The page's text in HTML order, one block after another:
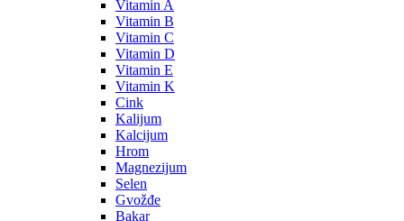
Vitamin A
Vitamin B
Vitamin C
Vitamin D
Vitamin E
Vitamin K
Cink
Kalijum
Kalcijum
Hrom
Magnezijum
Selen
Gvožđe
Bakar